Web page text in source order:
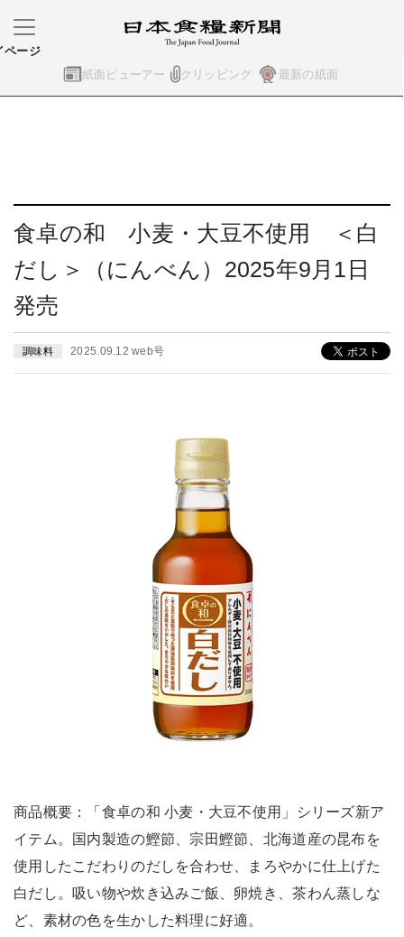
紙面ビューアー クリッピング 最新の紙面
ページ
食卓の和 小麦・大豆不使用 ＜白
だし＞（にんべん）2025年9月1日
発売
調味料 2025.09.12 web号
商品概要：「食卓の和 小麦・大豆不使用」シリーズ新ア
イテム。国内製造の鰹節、宗田鰹節、北海道産の昆布を
使用したこだわりのだしを合わせ、まろやかに仕上げた
白だし。吸い物や炊き込みご飯、卵焼き、茶わん蒸しな
ど、素材の色を生かした料理に好適。